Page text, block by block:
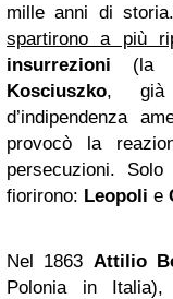
mille anni di
spartirono a più
insurrezioni (la
Kosciuszko, già
d’indipendenza
provocò la
persecuzioni.
fiorirono: Leopoli e
Nel 1863 Attilio
Polonia in Italia),